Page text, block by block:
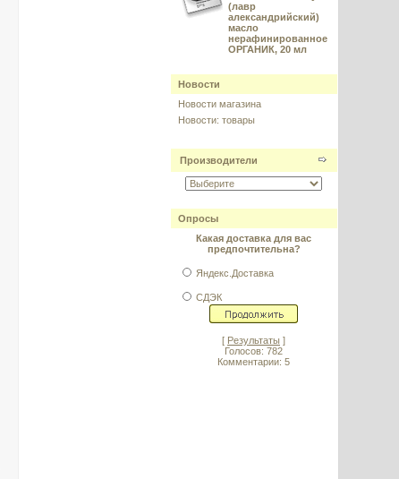
(лавр
александрийский)
масло
нерафинированное
ОРГАНИК, 20 мл
Новости
Новости магазина
Новости: товары
Производители
Опросы
Какая доставка для вас
предпочтительна?
Яндекс.Доставка
СДЭК
[ Результаты ]
Голосов: 782
Комментарии: 5